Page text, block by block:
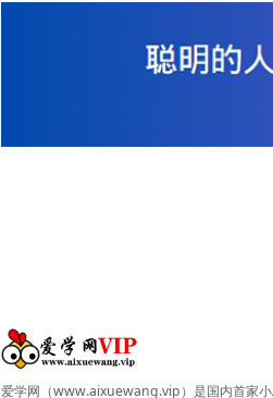
爱学网（www.aixuewang.vip）是国内首家